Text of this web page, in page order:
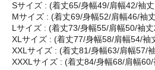
Sサイズ : (着丈65/身幅49/肩幅42/袖
Mサイズ : (着丈69/身幅52/肩幅46/袖
Lサイズ : (着丈73/身幅55/肩幅50/袖
XLサイズ : (着丈77/身幅58/肩幅54/袖
XXLサイズ : (着丈81/身幅63/肩幅57/
XXXLサイズ : (着丈84/身幅68/肩幅60/